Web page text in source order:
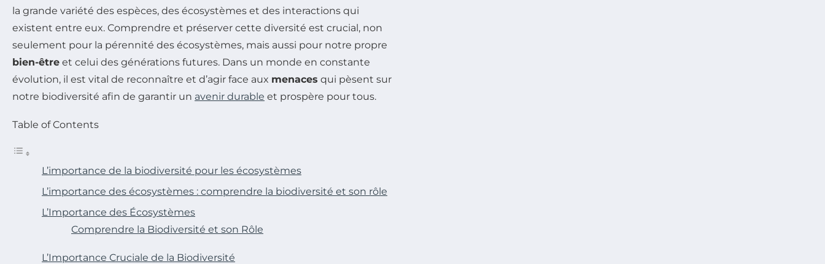
la grande variété des espèces, des écosystèmes et des interactions qui
existent entre eux. Comprendre et préserver cette diversité est crucial, non
seulement pour la pérennité des écosystèmes, mais aussi pour notre propre
bien-être et celui des générations futures. Dans un monde en constante
évolution, il est vital de reconnaître et d’agir face aux menaces qui pèsent sur
notre biodiversité afin de garantir un avenir durable et prospère pour tous.
Table of Contents
L’importance de la biodiversité pour les écosystèmes
L’importance des écosystèmes : comprendre la biodiversité et son rôle
L’Importance des Écosystèmes
Comprendre la Biodiversité et son Rôle
L’Importance Cruciale de la Biodiversité